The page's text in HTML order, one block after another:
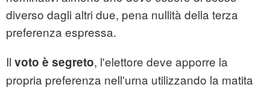
diverso dagli altri due, pena nullità della terza
preferenza espressa.
Il voto è segreto, l'elettore deve apporre la
propria preferenza nell'urna utilizzando la matita